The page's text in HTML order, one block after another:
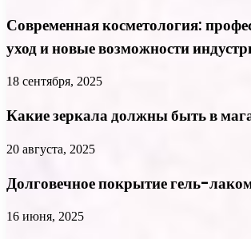
Современная косметология:
уход и новые возможности
18 сентября, 2025
Какие зеркала должны быть в
20 августа, 2025
Долговечное покрытие гель-
16 июня, 2025